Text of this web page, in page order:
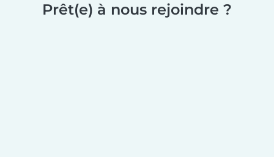
Prêt(e) à nous rejoindre ?